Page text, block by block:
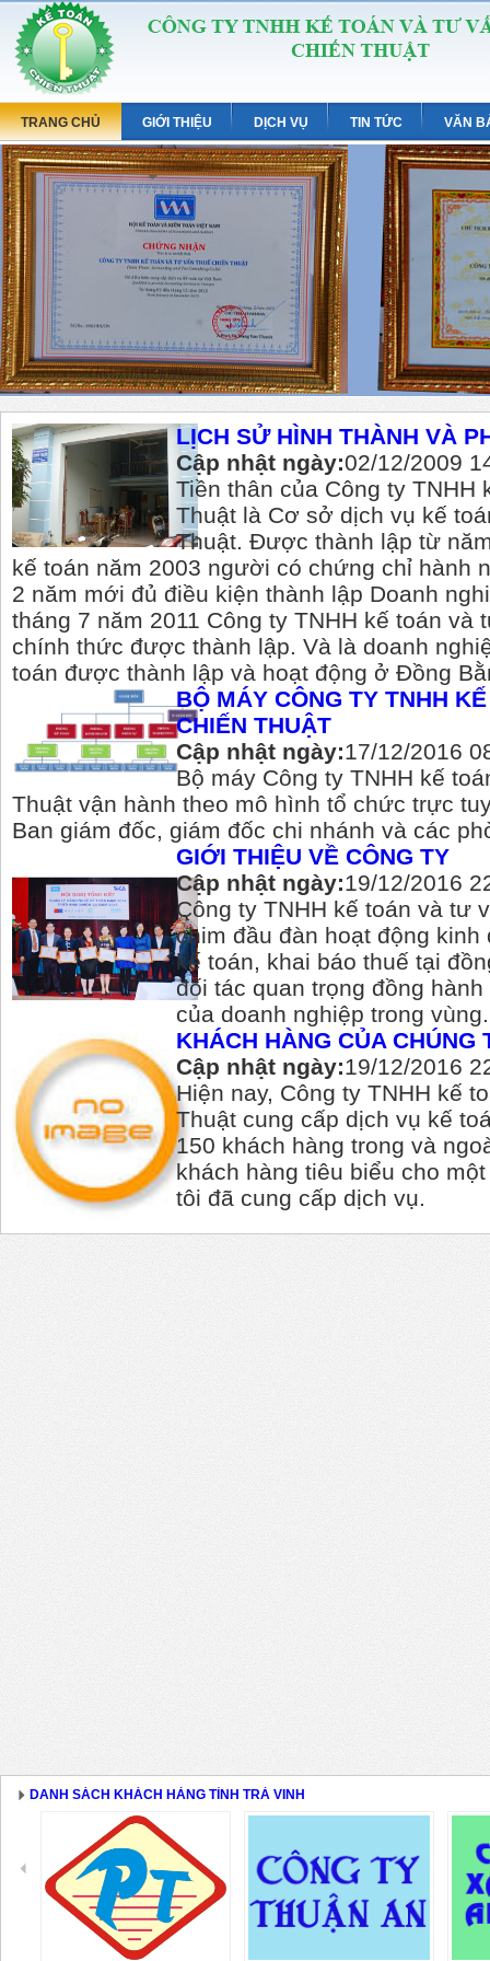
TRANG CHỦ GIỚI THIỆU DỊCH VỤ TIN TỨC VĂN
LỊCH SỬ HÌNH THÀNH VÀ
Cập nhật ngày:02/12/2009
Tiền thân của Công ty
Thuật là Cơ sở dịch vụ kế
Thuật. Được thành lập từ
kế toán năm 2003 người có chứng chỉ hành
2 năm mới đủ điều kiện thành lập Doanh
tháng 7 năm 2011 Công ty TNHH kế toán và
chính thức được thành lập. Và là doanh
toán được thành lập và hoạt động ở Đồng
BỘ MÁY CÔNG TY TNHH
CHIẾN THUẬT
Cập nhật ngày:17/12/2016
Bộ máy Công ty TNHH kế
Thuật vận hành theo mô hình tổ chức trực
Ban giám đốc, giám đốc chi nhánh và các
GIỚI THIỆU VỀ CÔNG TY
Cập nhật ngày:19/12/2016
Công ty TNHH kế toán và tư
chim đầu đàn hoạt động
kế toán, khai báo thuế tại
đối tác quan trọng đồng
của doanh nghiệp trong vùng.
KHÁCH HÀNG CỦA CHÚNG
Cập nhật ngày:19/12/2016
Hiện nay, Công ty TNHH kế
Thuật cung cấp dịch vụ kế
150 khách hàng trong và
khách hàng tiêu biểu cho
tôi đã cung cấp dịch vụ.
DANH SÁCH KHÁCH HÀNG TỈNH TRÀ VINH